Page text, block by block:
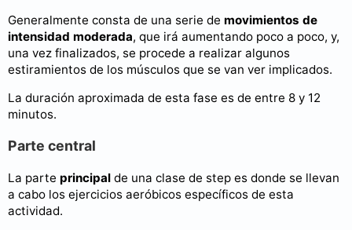
Generalmente consta de una serie de movimientos de
intensidad moderada, que irá aumentando poco a poco, y,
una vez finalizados, se procede a realizar algunos
estiramientos de los músculos que se van ver implicados.
La duración aproximada de esta fase es de entre 8 y 12
minutos.
Parte central
La parte principal de una clase de step es donde se llevan
a cabo los ejercicios aeróbicos específicos de esta
actividad.